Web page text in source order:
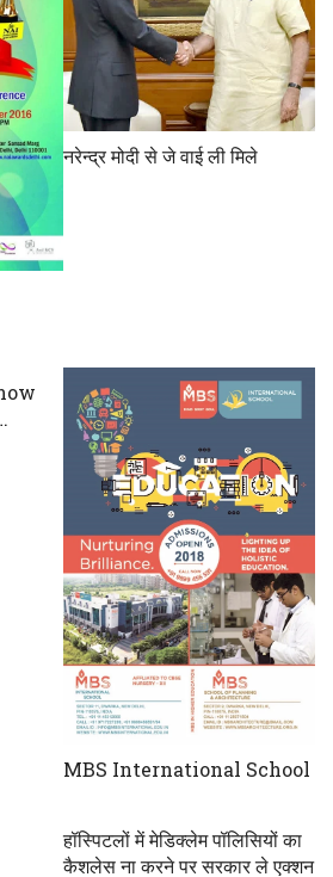
नरेन्द्र मोदी से जे वाई ली मिले
MBS International School
हॉस्पिटलों में मेडिक्लेम पॉलिसियों का
कैशलेस ना करने पर सरकार ले एक्शन